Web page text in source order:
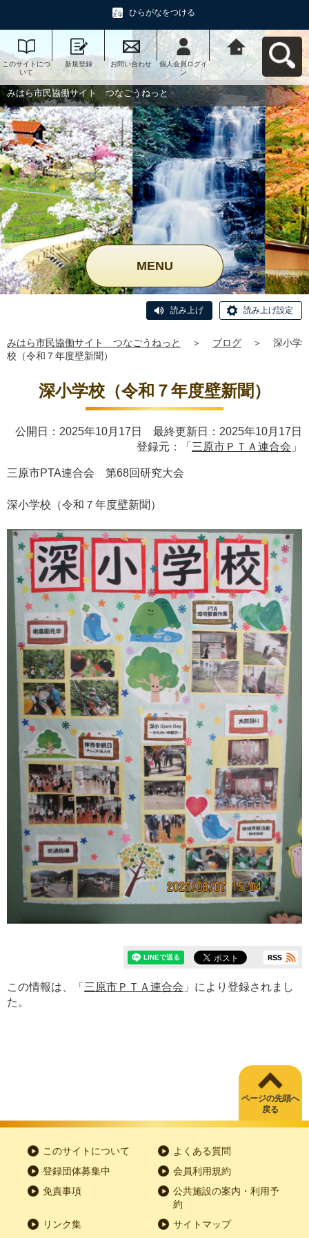
ひらがなをつける
このサイトにつ
いて
新規登録 お問い合わせ
個人会員ログイ
ン
みはら市民協働
サイト つなご
うねっとへ戻る
みはら市民協働サイト つなごうねっと
MENU
読み上げ 読み上げ設定
みはら市民協働サイト つなごうねっと ＞ ブログ ＞
深小学
校（令和７年度壁新聞）
深小学校（令和７年度壁新聞）
公開日：2025年10月17日 最終更新日：2025年10月17日
登録元：「 三原市ＰＴＡ連合会 」
三原市PTA連合会 第68回研究大会
深小学校（令和７年度壁新聞）
この情報は、「 三原市ＰＴＡ連合会 」により登録されまし
た。
ページの先頭へ
戻る
このサイトについて
よくある質問
登録団体募集中
会員利用規約
免責事項
公共施設の案内・利用予
約
リンク集
サイトマップ